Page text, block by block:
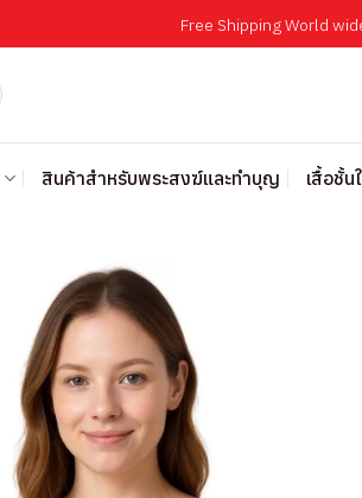
Free Shipping World
สินค้าสำหรับพระสงฆ์และทำบุญ เสื้อชั้น